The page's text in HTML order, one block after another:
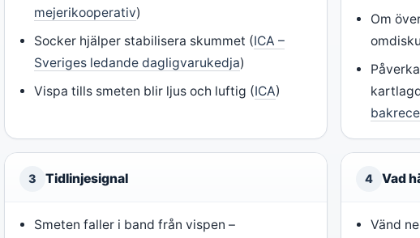
mejerikooperativ)
Socker hjälper stabilisera skummet (ICA –
Sveriges ledande dagligvarukedja)
Vispa tills smeten blir ljus och luftig (ICA)
Om
3 Tidlinjesignal
Smeten faller i band från vispen –
4 Vad
Vänd